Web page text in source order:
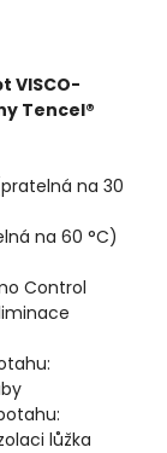
VISCO-
Tencel®
na 30
na 60 °C)
Control
lůžka